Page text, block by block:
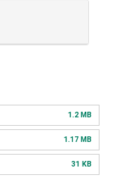
1.2 MB
1.17 MB
31 KB